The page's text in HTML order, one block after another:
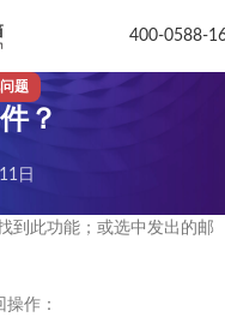
400-0588-
题
？
日
到此功能；或选中发出的邮
作：